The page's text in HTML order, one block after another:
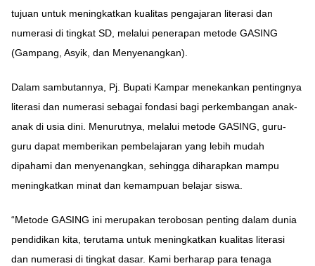
tujuan untuk meningkatkan kualitas pengajaran literasi dan
numerasi di tingkat SD, melalui penerapan metode GASING
(Gampang, Asyik, dan Menyenangkan).
Dalam sambutannya, Pj. Bupati Kampar menekankan pentingnya
literasi dan numerasi sebagai fondasi bagi perkembangan anak-
anak di usia dini. Menurutnya, melalui metode GASING, guru-
guru dapat memberikan pembelajaran yang lebih mudah
dipahami dan menyenangkan, sehingga diharapkan mampu
meningkatkan minat dan kemampuan belajar siswa.
“Metode GASING ini merupakan terobosan penting dalam dunia
pendidikan kita, terutama untuk meningkatkan kualitas literasi
dan numerasi di tingkat dasar. Kami berharap para tenaga